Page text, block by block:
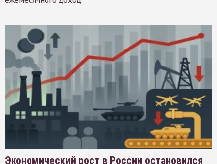
Экономический рост в России остановился